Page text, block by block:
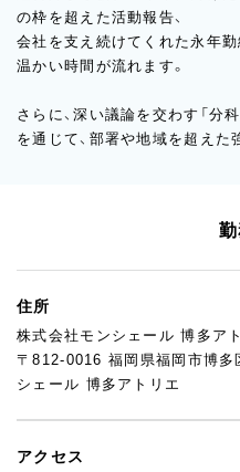
の枠を超えた活動報告、
会社を支え続けてくれた永年勤
温かい時間が流れます。
さらに、深い議論を交わす「分
を通じて、部署や地域を超えた
住所
株式会社モンシェール 博多ア
〒812-0016 福岡県福岡市博
シェール 博多アトリエ
アクセス